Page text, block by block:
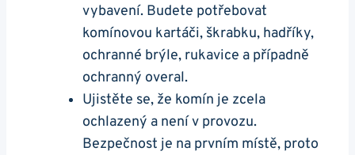
vybavení. Budete potřebovat
komínovou kartáči, škrabku, hadříky,
ochranné brýle, rukavice a případně
ochranný overal.
Ujistěte se, že komín je zcela
ochlazený a není v provozu.
Bezpečnost je na prvním místě, proto